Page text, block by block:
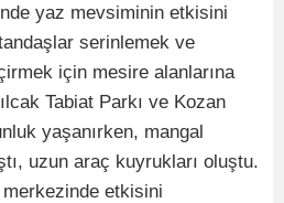
yaz mevsiminin etkisini
serinlemek ve
için mesire alanlarına
Tabiat Parkı ve Kozan
yaşanırken, mangal
uzun araç kuyrukları oluştu.
merkezinde etkisini